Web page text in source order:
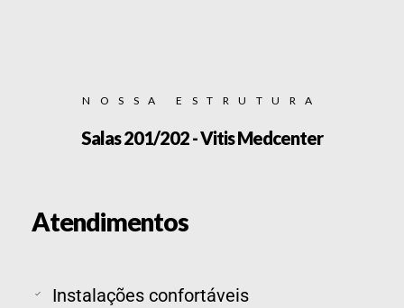
NOSSA ESTRUTURA
Salas 201/202 - Vitis Medcenter
Atendimentos
Instalações confortáveis